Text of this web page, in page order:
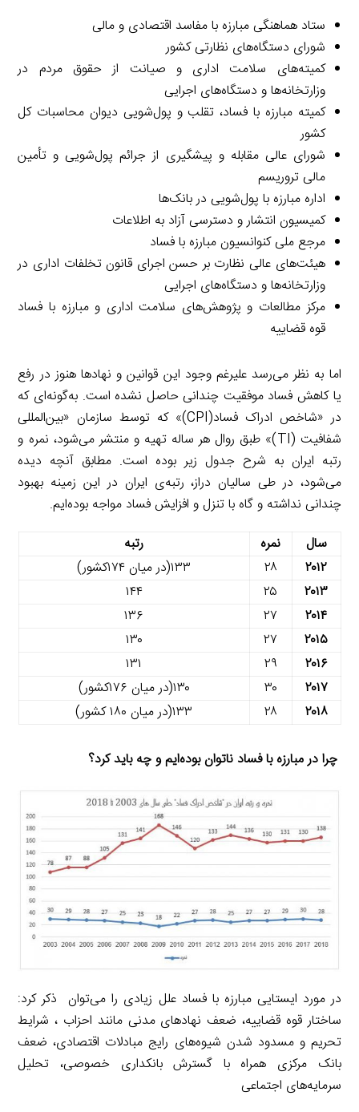
ستاد هماهنگی مبارزه با مفاسد اقتصادی و مالی
شورای دستگاه‌های نظارتی کشور
کمیته‌های سلامت اداری و صیانت از حقوق مردم در
وزارتخانه‌ها و دستگاه‌های اجرایی
کمیته مبارزه با فساد، تقلب و پول‌شویی دیوان محاسبات کل
کشور
شورای عالی مقابله و پیشگیری از جرائم پول‌شویی و تأمین
مالی تروریسم
اداره مبارزه با پول‌شویی در بانک‌ها
کمیسیون انتشار و دسترسی آزاد به اطلاعات
مرجع ملی کنوانسیون مبارزه با فساد
هیئت‌های عالی نظارت بر حسن اجرای قانون تخلفات اداری در
وزارتخانه‌ها و دستگاه‌های اجرایی
مرکز مطالعات و پژوهش‌های سلامت اداری و مبارزه با فساد
قوه قضاییه
اما به نظر می‌رسد علیرغم وجود این قوانین و نهادها هنوز در رفع
یا کاهش فساد موفقیت چندانی حاصل نشده است. به‌گونه‌ای که
در «شاخص ادراک‌ فساد(CPI)» که توسط سازمان «بین‌المللی
شفافیت (TI)» طبق روال هر ساله تهیه و منتشر می‌شود، نمره و
رتبه ایران به شرح جدول زیر بوده است. مطابق آنچه دیده
می‌شود، در طی سالیان دراز، رتبه‌ی ایران در این زمینه بهبود
چندانی نداشته و گاه با تنزل و افزایش فساد مواجه بوده‌ایم.
سال
نمره
رتبه
۲۰۱۲
۲۸
۱۳۳(در میان ۱۷۴کشور)
۲۰۱۳
۲۵
۱۴۴
۲۰۱۴
۲۷
۱۳۶
۲۰۱۵
۲۷
۱۳۰
۲۰۱۶
۲۹
۱۳۱
۲۰۱۷
۳۰
۱۳۰(در میان ۱۷۶کشور)
۲۰۱۸
۲۸ ۱۳۳(در میان ۱۸۰ کشور)
چرا در مبارزه با فساد ناتوان بوده‌ایم و چه باید کرد؟
در مورد ایستایی مبارزه با فساد علل زیادی را می‌توان ذکر کرد:
ساختار قوه قضاییه، ضعف نهادهای مدنی مانند احزاب ، شرایط
تحریم و مسدود شدن شیوه‌های رایج مبادلات اقتصادی، ضعف
بانک مرکزی همراه با گسترش بانکداری خصوصی، تحلیل
سرمایه‌های اجتماعی